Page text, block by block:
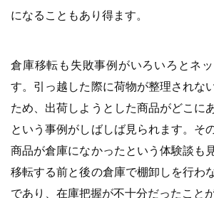
になることもあり得ます。
倉庫移転も失敗事例がいろいろとネ
す。引っ越した際に荷物が整理されな
ため、出荷しようとした商品がどこに
という事例がしばしば見られます。そ
商品が倉庫になかったという体験談も
移転する前と後の倉庫で棚卸しを行わ
であり、在庫把握が不十分だったこと